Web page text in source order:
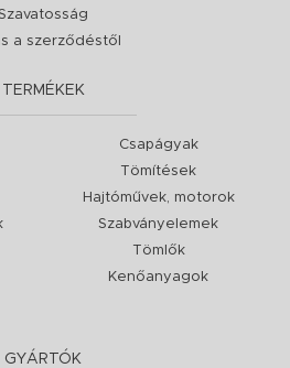
a szerződéstől
TERMÉKEK
Csapágyak
Tömítések
Hajtóművek, motorok
Szabványelemek
Tömlők
Kenőanyagok
GYÁRTÓK